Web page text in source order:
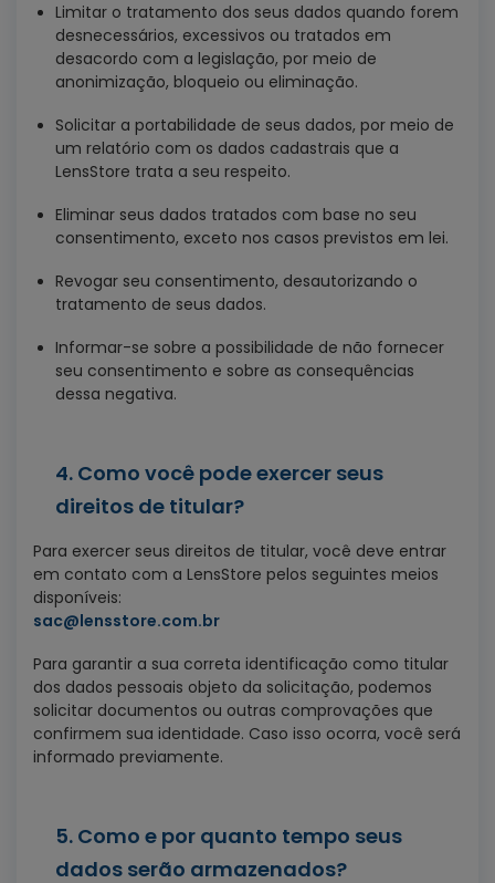
Limitar o tratamento dos seus dados quando forem
desnecessários, excessivos ou tratados em
desacordo com a legislação, por meio de
anonimização, bloqueio ou eliminação.
Solicitar a portabilidade de seus dados, por meio de
um relatório com os dados cadastrais que a
LensStore trata a seu respeito.
Eliminar seus dados tratados com base no seu
consentimento, exceto nos casos previstos em lei.
Revogar seu consentimento, desautorizando o
tratamento de seus dados.
Informar-se sobre a possibilidade de não fornecer
seu consentimento e sobre as consequências
dessa negativa.
4. Como você pode exercer seus
direitos de titular?
Para exercer seus direitos de titular, você deve entrar
em contato com a LensStore pelos seguintes meios
disponíveis:
sac@lensstore.com.br
Para garantir a sua correta identificação como titular
dos dados pessoais objeto da solicitação, podemos
solicitar documentos ou outras comprovações que
confirmem sua identidade. Caso isso ocorra, você será
informado previamente.
5. Como e por quanto tempo seus
dados serão armazenados?